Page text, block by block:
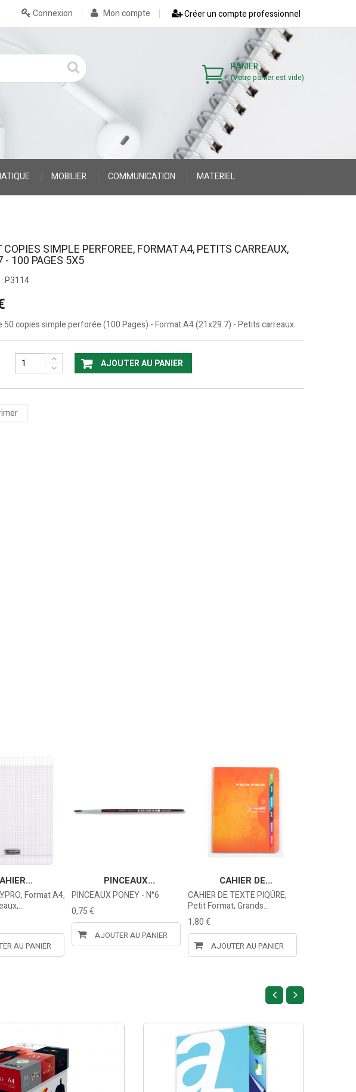
Créer un compte professionnel
Mon compte
Connexion
PANIER
(Votre panier est vide)
MOBILIER COMMUNICATION MATERIEL
COPIES SIMPLE PERFOREE, FORMAT A4, PETITS CARREAUX,
- 100 PAGES 5X5
P3114
50 copies simple perforée (100 Pages) - Format A4 (21x29.7) - Petits carreaux.
AJOUTER AU PANIER
Format A4,
AU PANIER
PINCEAUX...
PINCEAUX PONEY - N°6
0,75 €
AJOUTER AU PANIER
CAHIER DE...
CAHIER DE TEXTE PIQÛRE,
Petit Format, Grands...
1,80 €
AJOUTER AU PANIER